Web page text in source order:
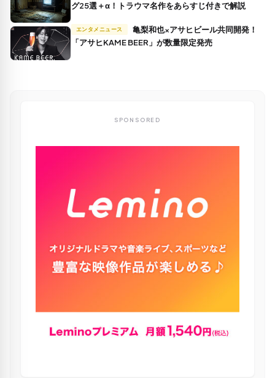
グ25選＋α！トラウマ名作をあらすじ付きで解説
エンタメニュース
「アサヒKAME BEER」が数量限定発売
SPONSORED